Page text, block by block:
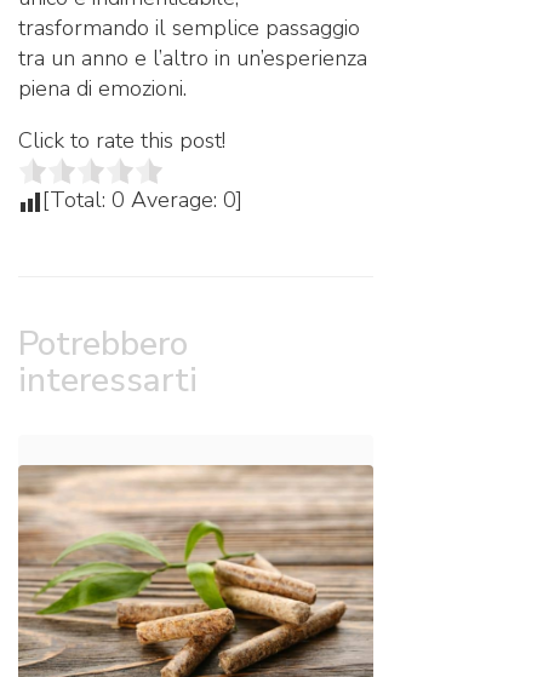
trasformando il semplice passaggio
tra un anno e l’altro in un’esperienza
piena di emozioni.
Click to rate this post!
[Total: 0 Average: 0]
Potrebbero
interessarti